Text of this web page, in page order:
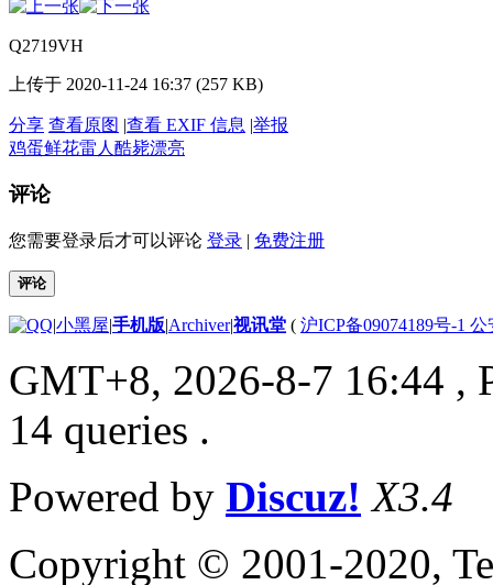
Q2719VH
上传于 2020-11-24 16:37 (257 KB)
分享 查看原图 |查看 EXIF 信息 |举报
鸡蛋鲜花雷人 酷毙漂亮
评论
您需要登录后才可以评论 登录 | 免费注册
评论
|小黑屋|手机版|Archiver|视讯堂 ( 沪ICP备09074189号-1
GMT+8, 2026-8-7 16:44 ,
14 queries .
Powered by Discuz! X3.4
Copyright © 2001-2020,